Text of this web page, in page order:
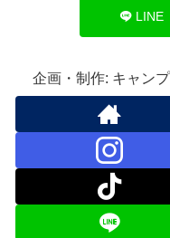
LINE
企画・制作: キャン